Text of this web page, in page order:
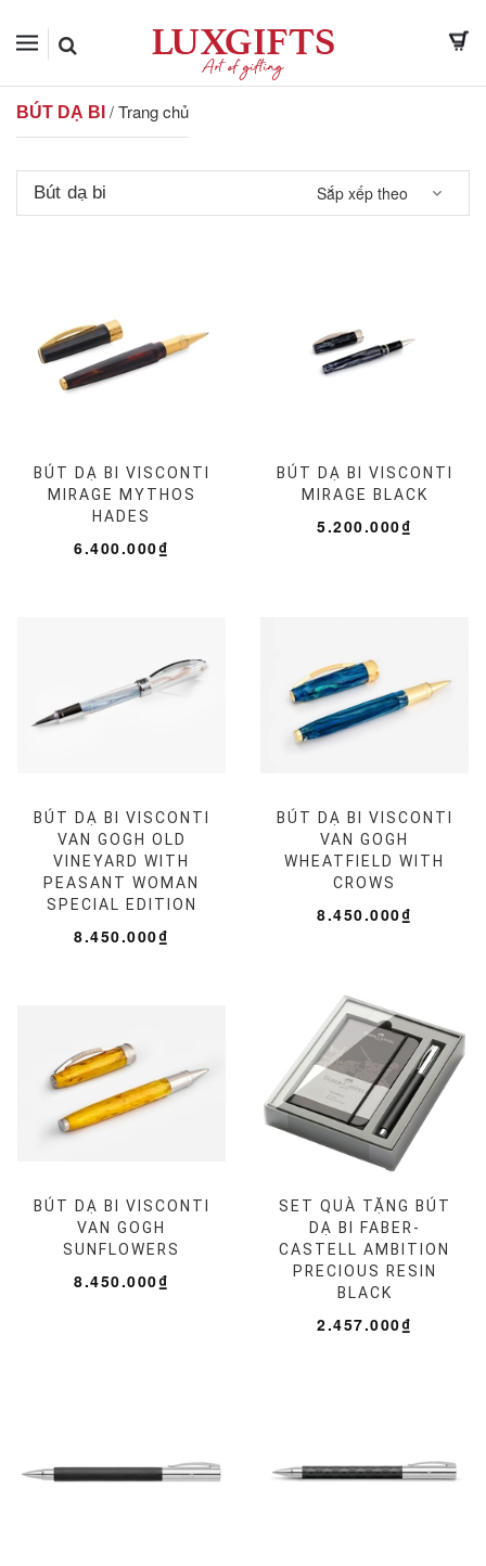
BÚT DẠ BI / Trang chủ
Bút dạ bi Sắp xếp theo
BÚT DẠ BI VISCONTI
MIRAGE MYTHOS
HADES
6.400.000₫
BÚT DẠ BI VISCONTI
MIRAGE BLACK
5.200.000₫
BÚT DẠ BI VISCONTI
VAN GOGH OLD
VINEYARD WITH
PEASANT WOMAN
SPECIAL EDITION
8.450.000₫
BÚT DẠ BI VISCONTI
VAN GOGH
WHEATFIELD WITH
CROWS
8.450.000₫
BÚT DẠ BI VISCONTI
VAN GOGH
SUNFLOWERS
8.450.000₫
SET QUÀ TẶNG BÚT
DẠ BI FABER-
CASTELL AMBITION
PRECIOUS RESIN
BLACK
2.457.000₫